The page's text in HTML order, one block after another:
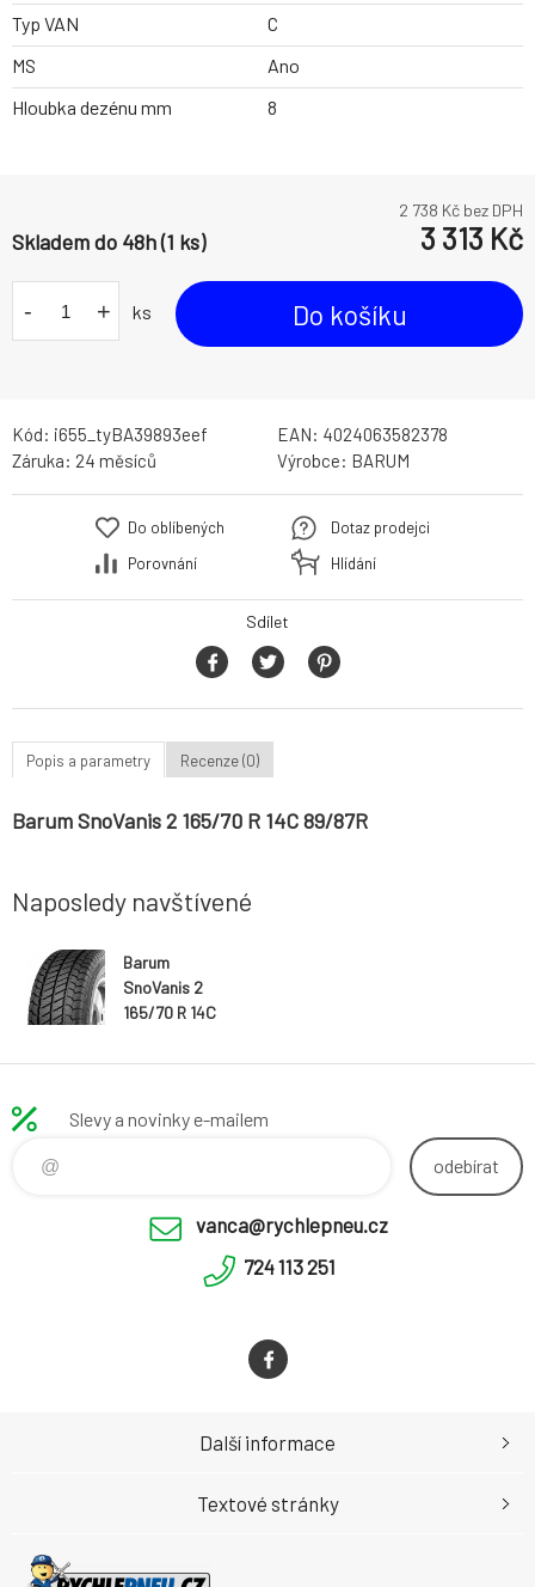
Typ VAN
C
MS
Ano
Hloubka dezénu mm
8
2 738 Kč bez DPH
Skladem do 48h (1 ks) 3 313 Kč
- + ks Do košíku
Kód: i655_tyBA39893eef EAN: 4024063582378
Záruka: 24 měsíců Výrobce: BARUM
Do oblíbených
Porovnání
Dotaz prodejci
Hlídání
Sdílet
Popis a parametry Recenze (0)
Barum SnoVanis 2 165/70 R 14C 89/87R
Naposledy navštívené
Barum
SnoVanis 2
165/70 R 14C
Slevy a novinky e-mailem
odebírat
vanca@rychlepneu.cz
724 113 251
Další informace
Textové stránky